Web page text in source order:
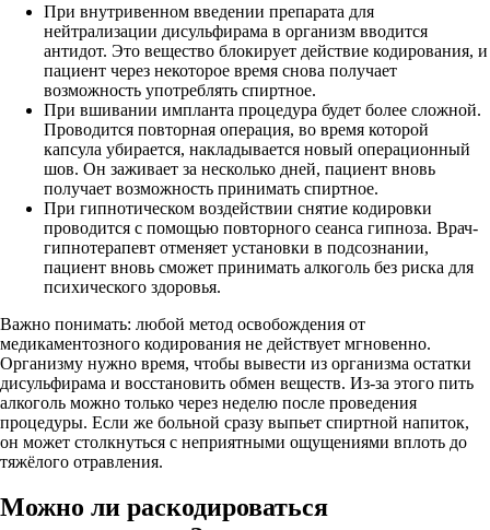
При внутривенном введении препарата для
нейтрализации дисульфирама в организм вводится
антидот. Это вещество блокирует действие кодирования, и
пациент через некоторое время снова получает
возможность употреблять спиртное.
При вшивании импланта процедура будет более сложной.
Проводится повторная операция, во время которой
капсула убирается, накладывается новый операционный
шов. Он заживает за несколько дней, пациент вновь
получает возможность принимать спиртное.
При гипнотическом воздействии снятие кодировки
проводится с помощью повторного сеанса гипноза. Врач-
гипнотерапевт отменяет установки в подсознании,
пациент вновь сможет принимать алкоголь без риска для
психического здоровья.
Важно понимать: любой метод освобождения от
медикаментозного кодирования не действует мгновенно.
Организму нужно время, чтобы вывести из организма остатки
дисульфирама и восстановить обмен веществ. Из-за этого пить
алкоголь можно только через неделю после проведения
процедуры. Если же больной сразу выпьет спиртной напиток,
он может столкнуться с неприятными ощущениями вплоть до
тяжёлого отравления.
Можно ли раскодироваться